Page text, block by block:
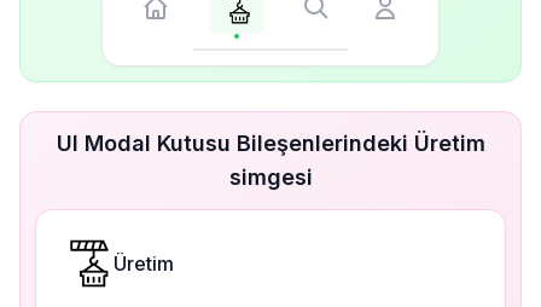
UI Modal Kutusu Bileşenlerindeki Üretim
simgesi
Üretim